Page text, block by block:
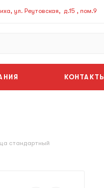
ул. Реутовская, д.15 , пом.9
КОНТАКТЫ
стандартный